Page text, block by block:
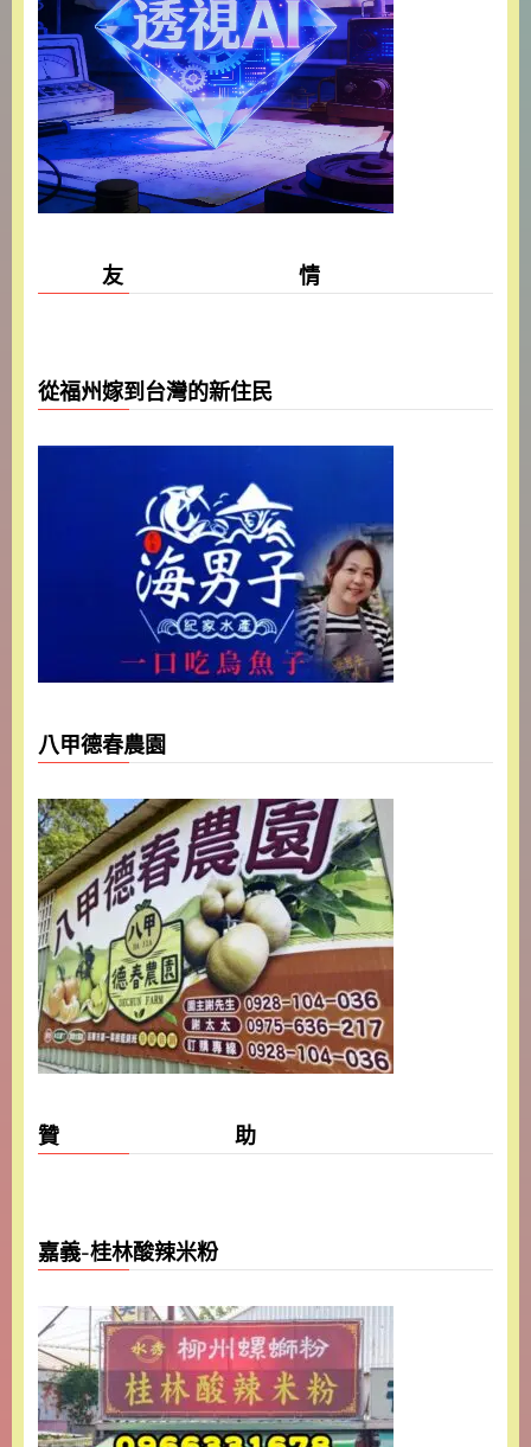
友 情
從福州嫁到台灣的新住民
八甲德春農園
贊 助
嘉義-桂林酸辣米粉